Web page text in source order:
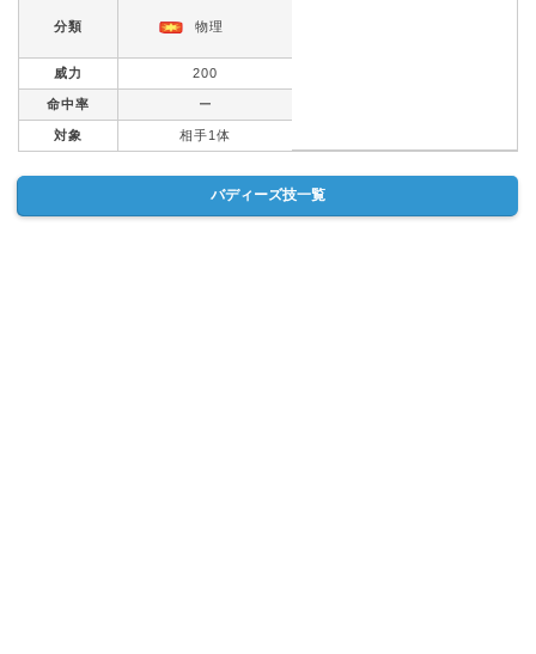
分類 物理
威力 200
命中率 ー
対象 相手1体
バディーズ技一覧